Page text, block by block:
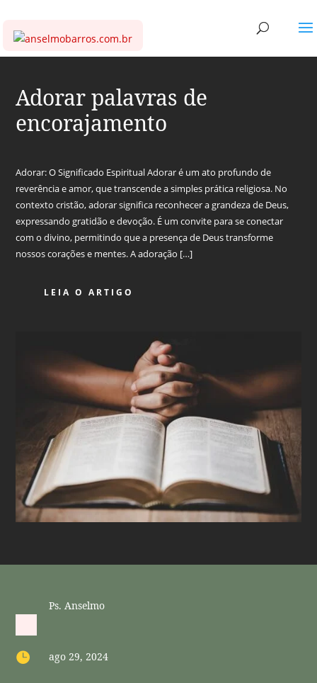
Adorar palavras de
encorajamento
Adorar: O Significado Espiritual Adorar é um ato profundo de
reverência e amor, que transcende a simples prática religiosa. No
contexto cristão, adorar significa reconhecer a grandeza de Deus,
expressando gratidão e devoção. É um convite para se conectar
com o divino, permitindo que a presença de Deus transforme
nossos corações e mentes. A adoração […]
LEIA O ARTIGO
Ps. Anselmo
 ago 29, 2024